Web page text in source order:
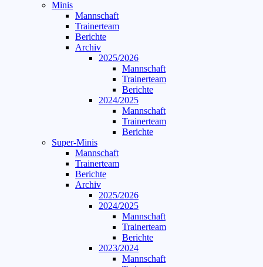
Minis
Mannschaft
Trainerteam
Berichte
Archiv
2025/2026
Mannschaft
Trainerteam
Berichte
2024/2025
Mannschaft
Trainerteam
Berichte
Super-Minis
Mannschaft
Trainerteam
Berichte
Archiv
2025/2026
2024/2025
Mannschaft
Trainerteam
Berichte
2023/2024
Mannschaft